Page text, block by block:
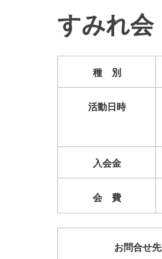
すみれ会
種 別
活動日時
入会金
会 費
お問合せ先